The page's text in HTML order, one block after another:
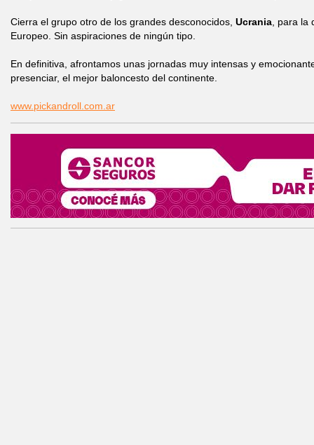
Cierra el grupo otro de los grandes desconocidos, Ucrania , para
Europeo. Sin aspiraciones de ningún tipo.
En definitiva, afrontamos unas jornadas muy intensas y
presenciar, el mejor baloncesto del continente.
www.pickandroll.com.ar